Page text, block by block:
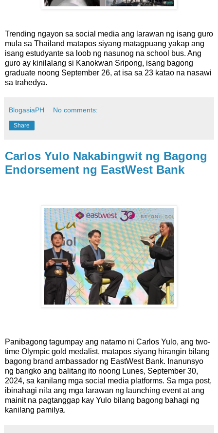
Trending ngayon sa social media ang larawan ng isang guro
mula sa Thailand matapos siyang matagpuang yakap ang
isang estudyante sa loob ng nasunog na school bus. Ang
guro ay kinilalang si Kanokwan Sripong, isang bagong
graduate noong September 26, at isa sa 23 katao na nasawi
sa trahedya.
BlogasiaPH No comments:
Share
Carlos Yulo Nakabingwit ng Bagong
Endorsement ng EastWest Bank
Panibagong tagumpay ang natamo ni Carlos Yulo, ang two-
time Olympic gold medalist, matapos siyang hirangin bilang
bagong brand ambassador ng EastWest Bank. Inanunsyo
ng bangko ang balitang ito noong Lunes, September 30,
2024, sa kanilang mga social media platforms. Sa mga post,
ibinahagi nila ang mga larawan ng launching event at ang
mainit na pagtanggap kay Yulo bilang bagong bahagi ng
kanilang pamilya.